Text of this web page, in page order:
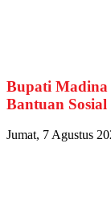
Bupati Madina
Bantuan Sosial
Jumat, 7 Agustus